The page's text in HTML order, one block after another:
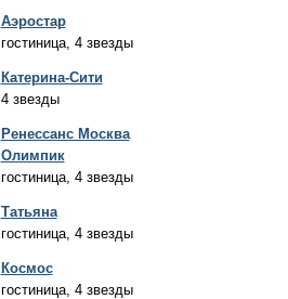
Аэростар
гостиница, 4 звезды
Катерина-Сити
4 звезды
Ренессанс Москва
Олимпик
гостиница, 4 звезды
Татьяна
гостиница, 4 звезды
Космос
гостиница, 4 звезды